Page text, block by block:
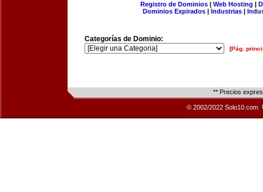
Registro de Dominios| Web Hosting |
Dominios Expirados | Industrias |
Categorías de Dominio:
[Pág.
** Precios
© 2002/2022 Solo10.com